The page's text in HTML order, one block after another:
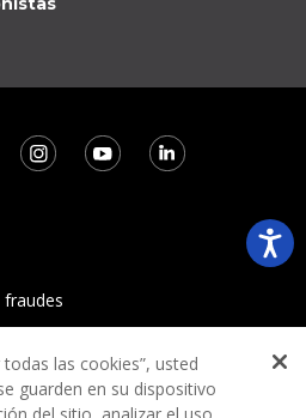
las cookies”, usted
guarden en su dispositivo